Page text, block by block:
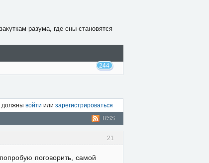
разума, где сны становятся
244
должны войти или зарегистрироваться
RSS
21
поговорить, самой